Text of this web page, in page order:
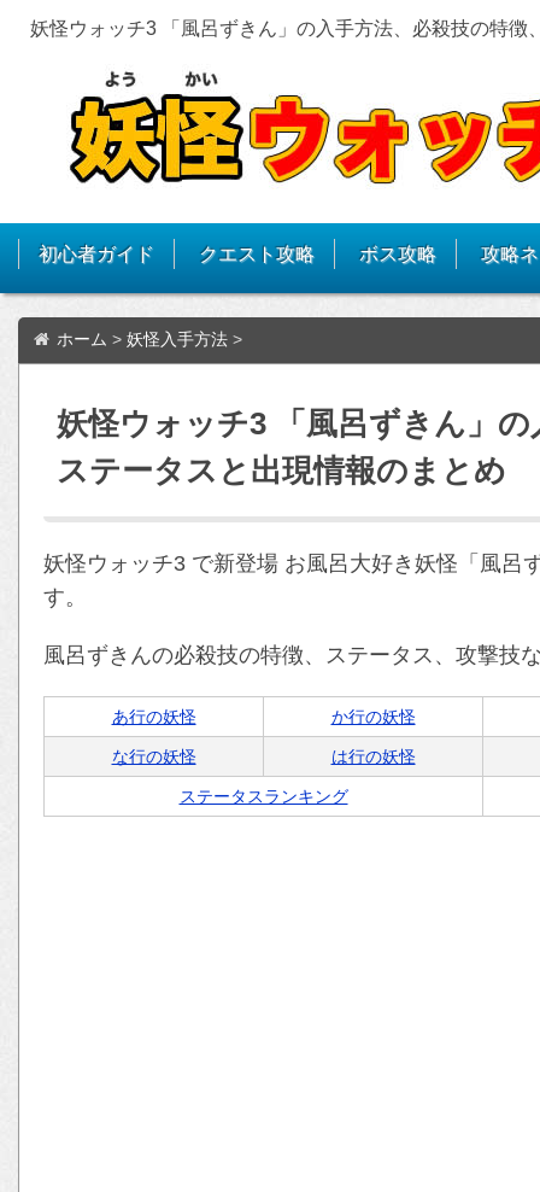
妖怪ウォッチ3 「風呂ずきん」の入手方法、必殺技の特徴
初心者ガイド クエスト攻略 ボス攻略 攻略
ホーム > 妖怪入手方法 >
妖怪ウォッチ3 「風呂ずきん」
ステータスと出現情報のまとめ
妖怪ウォッチ3 で新登場 お風呂大好き妖怪「風呂
す。
風呂ずきんの必殺技の特徴、ステータス、攻撃技
あ行の妖怪 か行の妖怪
な行の妖怪 は行の妖怪
ステータスランキング